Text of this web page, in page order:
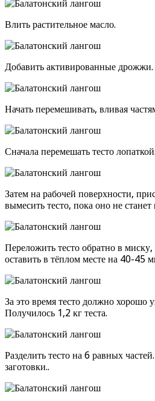
Влить растительное масло.
Добавить активированные дрожжи.
Начать перемешивать, вливая
Сначала перемешать тесто лопаткой.
Затем на рабочей поверхности,
вымесить тесто, пока оно не
Переложить тесто обратно в
оставить в тёплом месте на 40-45
За это время тесто должно хорошо
Получилось 1,2 кг теста.
Разделить тесто на 6 равных
заготовки..